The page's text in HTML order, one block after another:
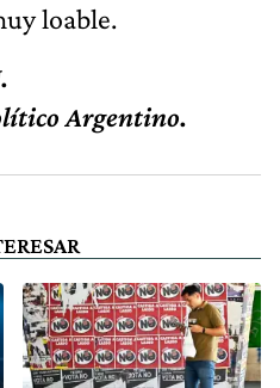
loable.
Argentino.